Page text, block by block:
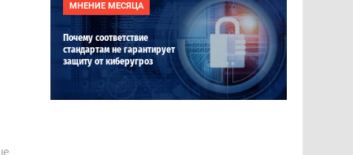
МНЕНИЕ МЕСЯЦА
Почему соответствие
стандартам не гарантирует
защиту от киберугроз